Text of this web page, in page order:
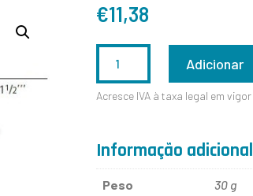
€11,38
QUANTIDADE
DE
1S02
Adicionar
Acresce IVA à taxa legal em vigor
Informação adicional
Peso 30 g